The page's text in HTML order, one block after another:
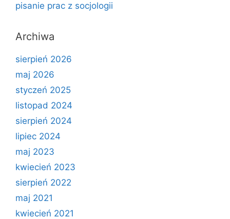
pisanie prac z socjologii
Archiwa
sierpień 2026
maj 2026
styczeń 2025
listopad 2024
sierpień 2024
lipiec 2024
maj 2023
kwiecień 2023
sierpień 2022
maj 2021
kwiecień 2021